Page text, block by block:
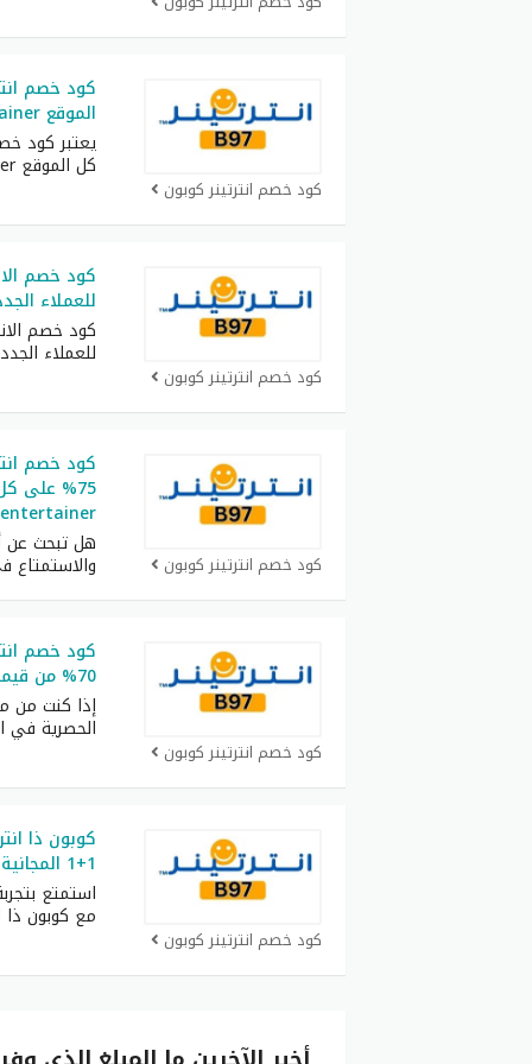
كود خصم انترتينر كوبون
كود خصم
الموقع theentertainer
يعتبر كود
كل الموقع theentertainer
كود خصم انترتينر كوبون
كود خصم
للعملاء
كود خصم
للعملاء
كود خصم انترتينر كوبون
75% على
هل تبحث عن
كود خصم انترتينر كوبون
كود خصم
70% من قيمة كل العضويات
إذا كنت من
الحصرية في
كود خصم انترتينر كوبون
1+1 المجانية على المطاعم
استمتع
مع كوبون ذا